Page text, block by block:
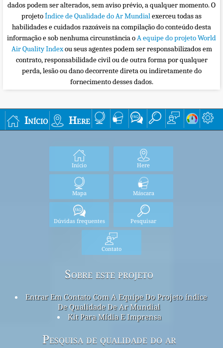
dados podem ser alterados, sem aviso prévio, a qualquer momento. O
projetoÍndice de Qualidade do Ar Mundialexerceu todas as
habilidades e cuidados razoáveis na compilação do conteúdo desta
informação e sob nenhuma circunstância oA equipe do projeto World
Air Quality Indexou seus agentes podem ser responsabilizados em
contrato, responsabilidade civil ou de outra forma por qualquer
perda, lesão ou dano decorrente direta ou indiretamente do
fornecimento desses dados.
Início Here
Início Here
Mapa Máscara
Dúvidas frequentes Pesquisar
Contato
Sobre este projeto
Entrar Em Contato Com A Equipe Do Projeto índice
De Qualidade De Ar Mundial
Kit Para Mídia E Imprensa
Pesquisa de qualidade do ar